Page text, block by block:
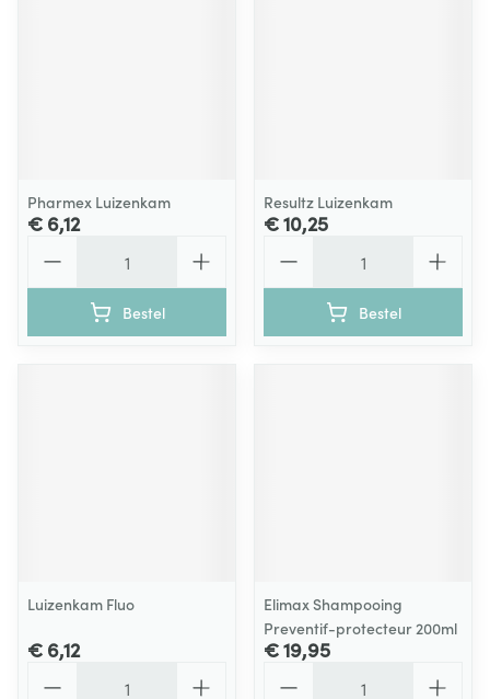
Pharmex Luizenkam
€ 6,12
Bestel
Resultz Luizenkam
€ 10,25
Bestel
Luizenkam Fluo
€ 6,12
Elimax Shampooing
Preventif-protecteur 200ml
€ 19,95